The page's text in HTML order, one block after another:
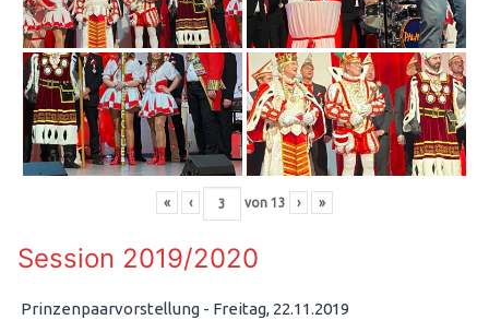
« ‹ von 13 › »
Session 2019/2020
Prinzenpaarvorstellung - Freitag, 22.11.2019